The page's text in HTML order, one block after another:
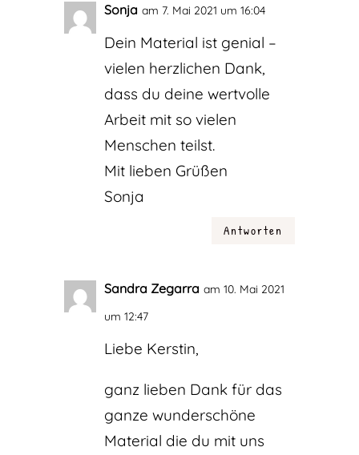
Sonja am 7. Mai 2021 um 16:04
Dein Material ist genial –
vielen herzlichen Dank,
dass du deine wertvolle
Arbeit mit so vielen
Menschen teilst.
Mit lieben Grüßen
Sonja
Antworten
Sandra Zegarra am 10. Mai 2021
um 12:47
Liebe Kerstin,
ganz lieben Dank für das
ganze wunderschöne
Material die du mit uns